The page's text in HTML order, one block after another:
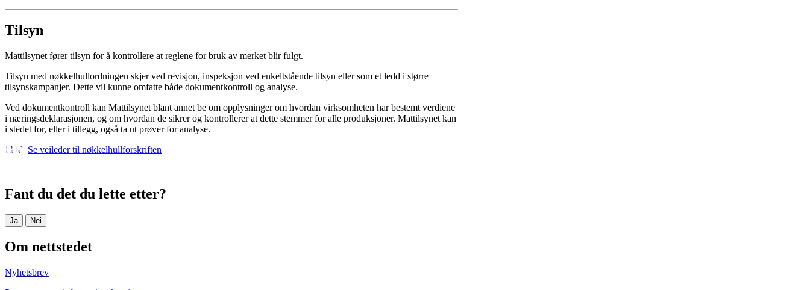
Tilsyn
Mattilsynet fører tilsyn for å kontrollere at reglene for bruk av merket blir fulgt.
Tilsyn med nøkkelhullordningen skjer ved revisjon, inspeksjon ved enkeltstående tilsyn eller som et ledd i større
tilsynskampanjer. Dette vil kunne omfatte både dokumentkontroll og analyse.
Ved dokumentkontroll kan Mattilsynet blant annet be om opplysninger om hvordan virksomheten har bestemt verdiene
i næringsdeklarasjonen, og om hvordan de sikrer og kontrollerer at dette stemmer for alle produksjoner. Mattilsynet kan
i stedet for, eller i tillegg, også ta ut prøver for analyse.
Se veileder til nøkkelhullforskriften
Fant du det du lette etter?
Ja Nei
Om nettstedet
Nyhetsbrev